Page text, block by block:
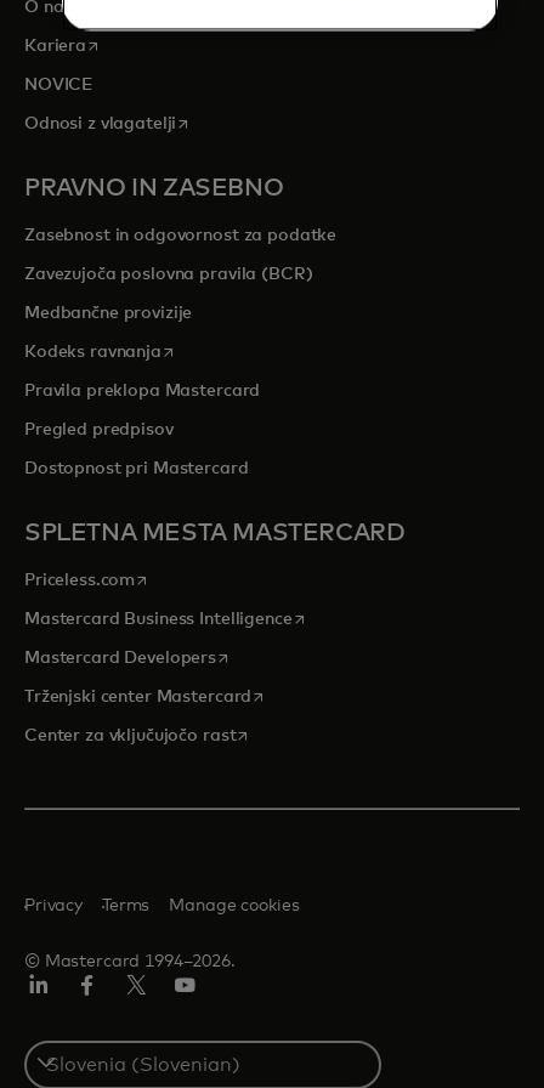
O nas
Kariera opens in a new tab
NOVICE
Odnosi z vlagatelji opens in a new tab
PRAVNO IN ZASEBNO
Zasebnost in odgovornost za podatke
Zavezujoča poslovna pravila (BCR)
Medbančne provizije
Kodeks ravnanjaopens in a new tab
Pravila preklopa Mastercard
Pregled predpisov
Dostopnost pri Mastercard
SPLETNA MESTA MASTERCARD
Priceless.com opens in a new tab
Mastercard Business Intelligenceopens in a new tab
Mastercard Developersopens in a new tab
Trženjski center Mastercard opens in a new tab
Center za vključujočo rastopens in a new tab
© Mastercard 1994–2026.
Privacy Terms Manage cookies
Select
a